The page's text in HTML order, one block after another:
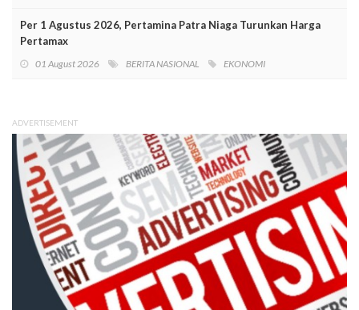
Per 1 Agustus 2026, Pertamina Patra Niaga Turunkan Harga
Pertamax
01 August 2026 BERITA NASIONAL EKONOMI
ADVERTISEMENT